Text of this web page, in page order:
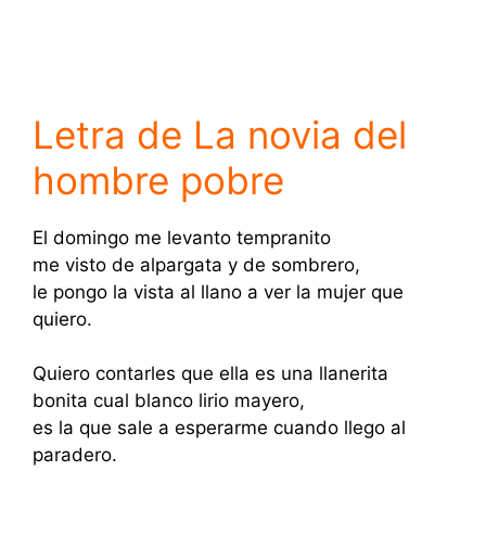
Letra de La novia del
hombre pobre
El domingo me levanto tempranito
me visto de alpargata y de sombrero,
le pongo la vista al llano a ver la mujer que
quiero.
Quiero contarles que ella es una llanerita
bonita cual blanco lirio mayero,
es la que sale a esperarme cuando llego al
paradero.